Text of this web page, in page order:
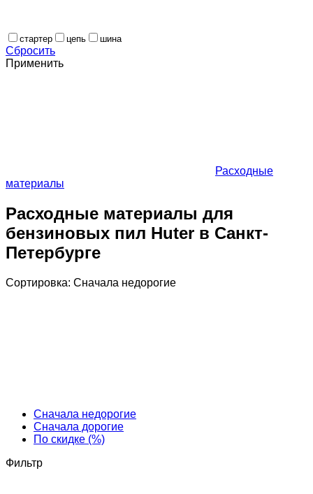
стартер цепь шина
Сбросить
Применить
Расходные
материалы
Расходные материалы для
бензиновых пил Huter в Санкт-
Петербурге
Сортировка: Cначала недорогие
Cначала недорогие
Cначала дорогие
По скидке (%)
Фильтр